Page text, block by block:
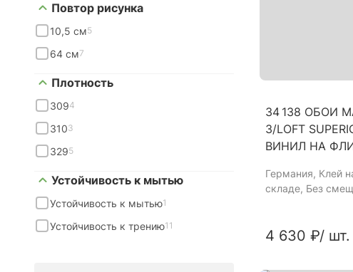
Повтор рисунка
10,5 см5
64 см7
Плотность
3094
3103
3295
Устойчивость к мытью
Устойчивость к мытью1
Устойчивость к трению11
34 138 ОБОИ
3/LOFT
ВИНИЛ НА
Германия, Клей
складе, Без
4 630 ₽/ шт.